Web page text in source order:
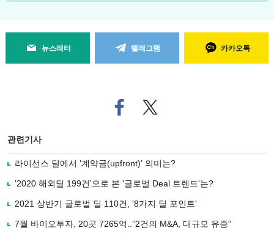
뉴스레터 텔레그램 카카오톡
페
이
로
기
사
유
기
트위
터로
관련기사
라이선스 딜에서 ‘계약금(upfront)’ 의미는?
'2020 해외딜 199건'으로 본 '글로벌 Deal 트렌드'는?
2021 상반기 글로벌 딜 110건, '8가지 딜 포인트'
7월 바이오투자, 20곳 7265억..”2건의 M&A, 대규모 유증"